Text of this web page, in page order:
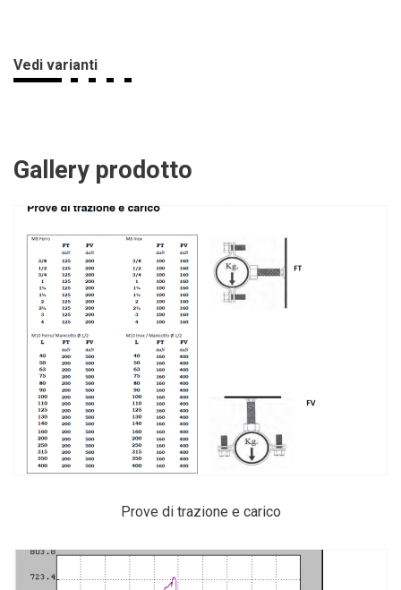
Vedi varianti
Gallery prodotto
Prove di trazione e carico